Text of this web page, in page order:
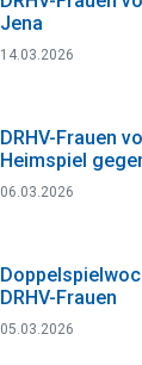
Jena
14.03.2026
DRHV-Frauen
Heimspiel
06.03.2026
DRHV-Frauen
05.03.2026